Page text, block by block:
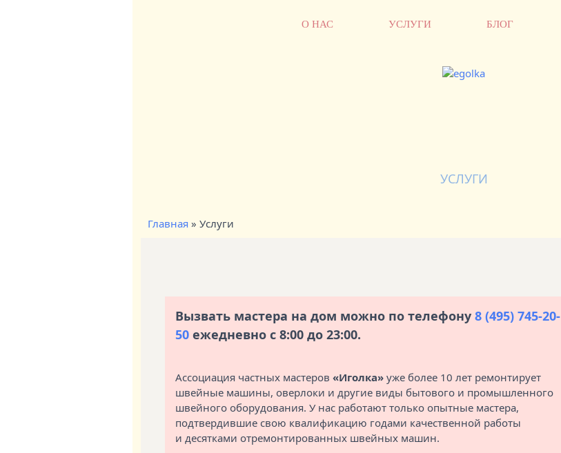
О НАС УСЛУГИ БЛОГ
УСЛУГИ
Главная » Услуги
Вызвать мастера на дом можно по телефону 8 (495) 745-20-
50 ежедневно с 8:00 до 23:00.
Ассоциация частных мастеров «Иголка» уже более 10 лет ремонтирует
швейные машины, оверлоки и другие виды бытового и промышленного
швейного оборудования. У нас работают только опытные мастера,
подтвердившие свою квалификацию годами качественной работы
и десятками отремонтированных швейных машин.